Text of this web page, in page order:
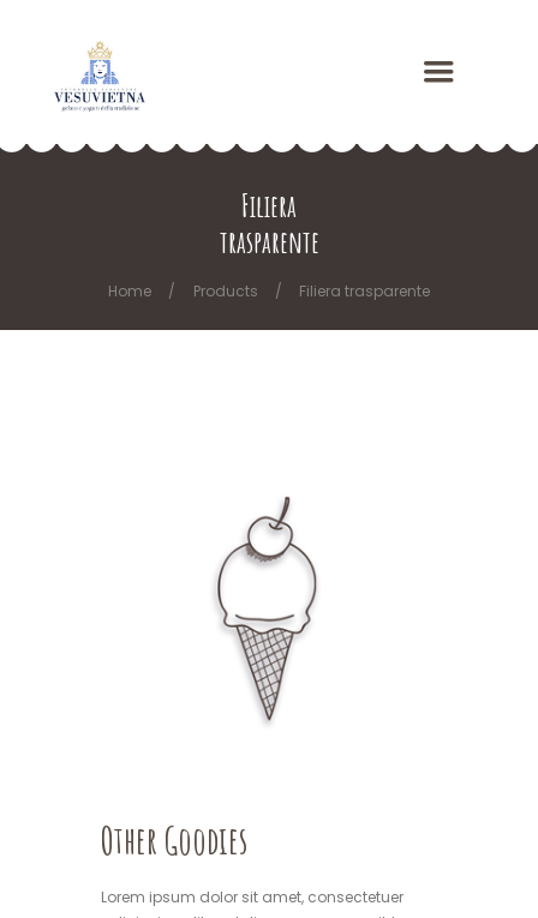
Filiera
trasparente
Home Products Filiera trasparente
Other Goodies
Lorem ipsum dolor sit amet, consectetuer